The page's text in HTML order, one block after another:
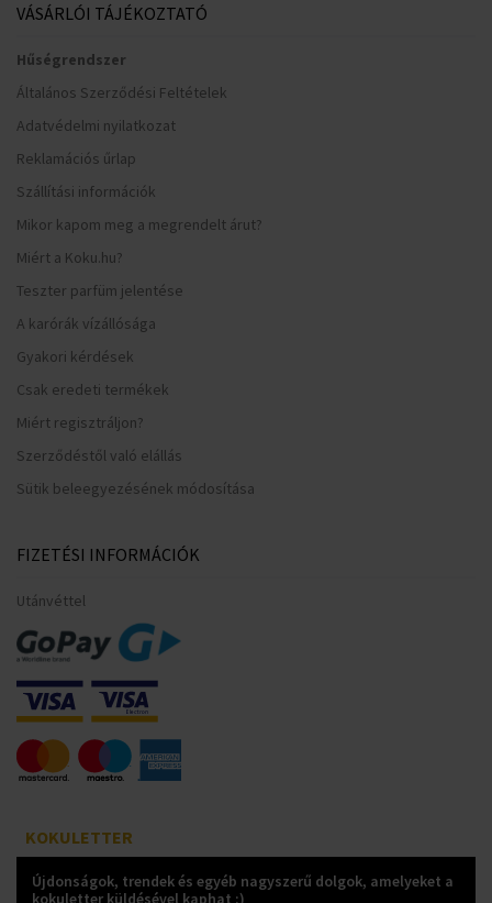
VÁSÁRLÓI TÁJÉKOZTATÓ
Hűségrendszer
Általános Szerződési Feltételek
Adatvédelmi nyilatkozat
Reklamációs űrlap
Szállítási információk
Mikor kapom meg a megrendelt árut?
Miért a Koku.hu?
Teszter parfüm jelentése
A karórák vízállósága
Gyakori kérdések
Csak eredeti termékek
Miért regisztráljon?
Szerződéstől való elállás
Sütik beleegyezésének módosítása
FIZETÉSI INFORMÁCIÓK
Utánvéttel
KOKULETTER
Újdonságok, trendek és egyéb nagyszerű dolgok, amelyeket a
kokuletter küldésével kaphat :)